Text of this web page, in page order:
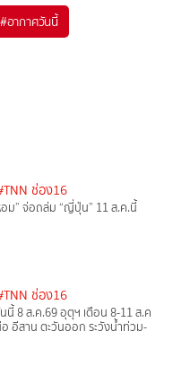
#อากาศวันนี้
ช่อง16
ม” จ่อถล่ม “ญี่ปุ่น” 11 ส.ค.นี้
ช่อง16
8 ส.ค.69 อุตุฯ เตือน 8-11 ส.ค
อีสาน ตะวันออก ระวังน้ำท่วม-